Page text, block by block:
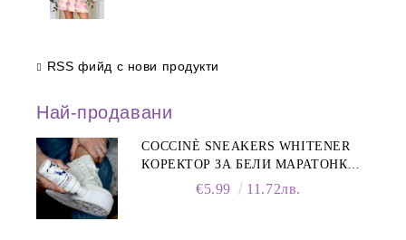
RSS фийд с нови продукти
Най-продавани
COCCINÈ SNEAKERS WHITENER
КОРЕКТОР ЗА БЕЛИ МАРАТОНКИ,
€5.99 11.72лв.